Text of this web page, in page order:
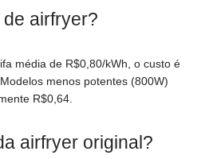
airfryer?
média de R$0,80/kWh, o custo é
menos potentes (800W)
R$0,64.
airfryer original?